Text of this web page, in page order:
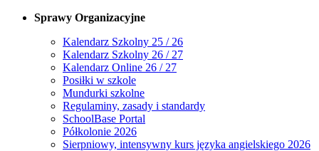
Sprawy Organizacyjne
Kalendarz Szkolny 25 / 26
Kalendarz Szkolny 26 / 27
Kalendarz Online 26 / 27
Posiłki w szkole
Mundurki szkolne
Regulaminy, zasady i standardy
SchoolBase Portal
Półkolonie 2026
Sierpniowy, intensywny kurs języka angielskiego 2026